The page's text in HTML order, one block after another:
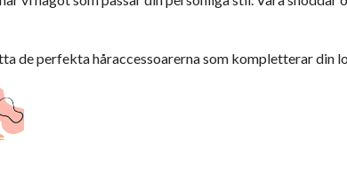
de perfekta håraccessoarerna som kompletterar din